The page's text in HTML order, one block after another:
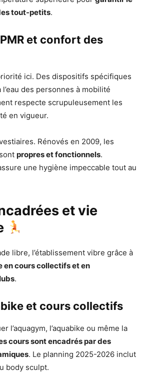
tout-petits.
et confort des
ici. Des dispositifs spécifiques
des personnes à mobilité
respecte scrupuleusement les
en vigueur.
Rénovés en 2009, les
propres et fonctionnels.
une hygiène impeccable tout au
et vie
libre, l’établissement vibre grâce à
en cours collectifs et en
.
et cours collectifs
l’aquagym, l’aquabike ou même la
cours sont encadrés par des
. Le planning 2025-2026 inclut
body sculpt.